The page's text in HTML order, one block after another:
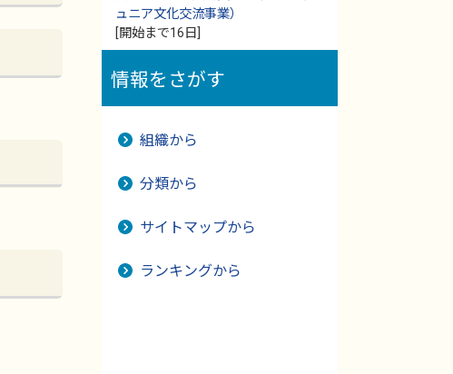
ュニア文化交流事業）
[開始まで16日]
情報をさがす
組織から
分類から
サイトマップから
ランキングから